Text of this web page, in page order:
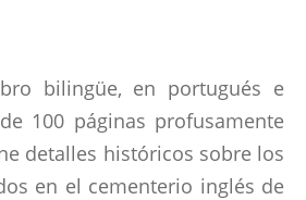
VISCOUNT BERESFORD
SIR ROWLAND HILL
EL LIBRO
bilingüe, en portugués e
100 páginas profusamente
detalles históricos sobre los
en el cementerio inglés de